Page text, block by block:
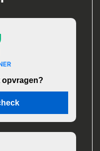
opvragen?